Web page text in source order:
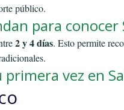
público.
para conocer
2 y 4 días. Esto permite
vez en